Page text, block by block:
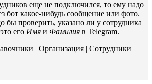
еще не подключился, то ему надо
бот какое-нибудь сообщение или фото.
бы проверить, указано ли у сотрудника
его Имя и Фамилия в Telegram.
| Организация | Сотрудники